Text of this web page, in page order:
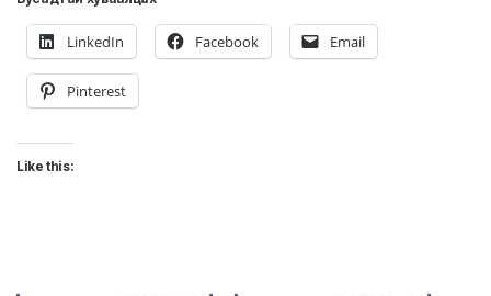
LinkedIn Facebook Email
Pinterest
Like this: